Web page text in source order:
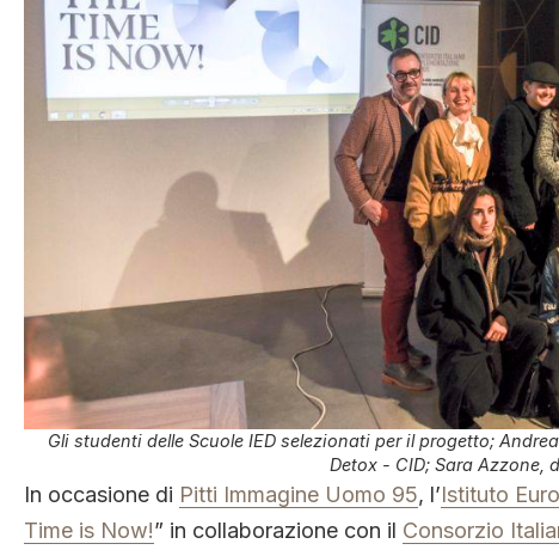
Gli studenti delle Scuole IED selezionati per il progetto;
Detox - CID; Sara Azzone,
In occasione di Pitti Immagine Uomo 95, l’Istituto
Time is Now!” in collaborazione con il Consorzio